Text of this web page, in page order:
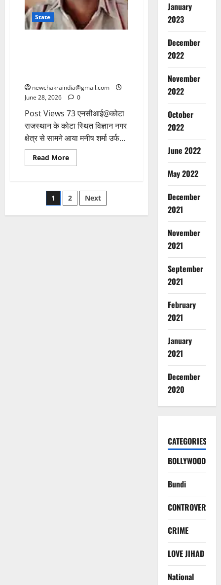
State
newchakraindia@gmail.com
June 28, 2026
0
Post Views 73 एनसीआई@कोटा
राजस्थान के कोटा स्थित विज्ञान नगर
क्षेत्र से सामने आया मनीष शर्मा उर्फ...
Read More
1 2 Next
January
2023
December
2022
November
2022
October
2022
June 2022
May 2022
December
2021
November
2021
September
2021
February
2021
January
2021
December
2020
CATEGORIES
BOLLYWOOD
Bundi
CONTROVERSY
CRIME
LOVE JIHAD
National